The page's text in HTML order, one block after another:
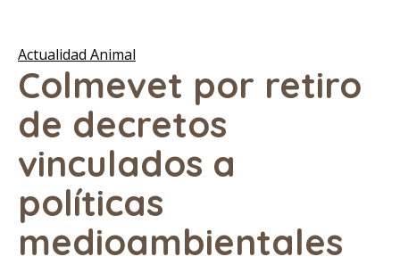
Actualidad Animal
Colmevet por retiro
de decretos
vinculados a
políticas
medioambientales